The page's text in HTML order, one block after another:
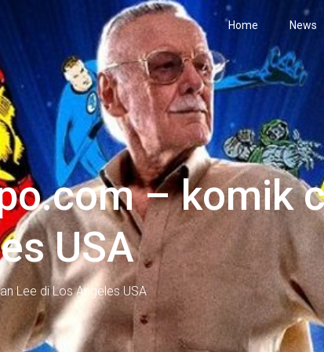
Home News
– komik
USA
Lee di Los Angeles USA